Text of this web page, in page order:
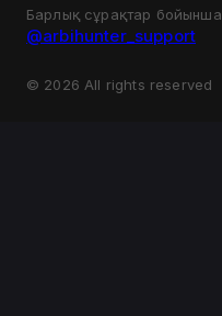
Барлық сұрақтар бойынша
@arbihunter_support
© 2026 All rights reserved